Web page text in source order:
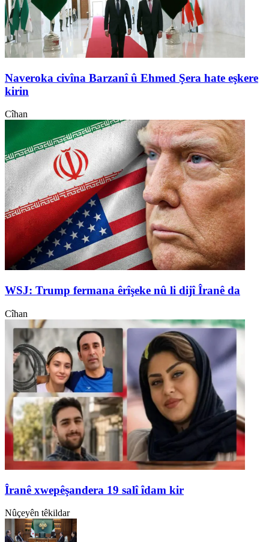
Naveroka civîna Barzanî û Ehmed Şera hate eşkere
kirin
Cîhan
WSJ: Trump fermana êrîşeke nû li dijî Îranê da
Cîhan
Îranê xwepêşandera 19 salî îdam kir
Nûçeyên têkildar